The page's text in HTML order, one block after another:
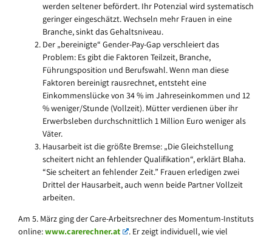
werden seltener befördert. Ihr Potenzial wird systematisch
geringer eingeschätzt. Wechseln mehr Frauen in eine
Branche, sinkt das Gehaltsniveau.
Der „bereinigte“ Gender-Pay-Gap verschleiert das
Problem: Es gibt die Faktoren Teilzeit, Branche,
Führungsposition und Berufswahl. Wenn man diese
Faktoren bereinigt rausrechnet, entsteht eine
Einkommenslücke von 34 % im Jahreseinkommen und 12
% weniger/Stunde (Vollzeit). Mütter verdienen über ihr
Erwerbsleben durchschnittlich 1 Million Euro weniger als
Väter.
Hausarbeit ist die größte Bremse: „Die Gleichstellung
scheitert nicht an fehlender Qualifikation“, erklärt Blaha.
“Sie scheitert an fehlender Zeit.” Frauen erledigen zwei
Drittel der Hausarbeit, auch wenn beide Partner Vollzeit
arbeiten.
Am 5. März ging der Care-Arbeitsrechner des Momentum-Instituts
online:www.carerechner.at
. Er zeigt individuell, wie viel